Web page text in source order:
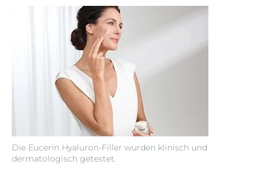
Die Eucerin Hyaluron-Filler wurden klinisch und
dermatologisch getestet.